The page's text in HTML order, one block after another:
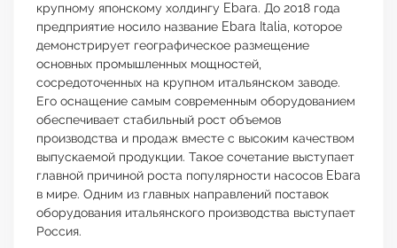
крупному японскому холдингу Ebara. До 2018 года
предприятие носило название Ebara Italia, которое
демонстрирует географическое размещение
основных промышленных мощностей,
сосредоточенных на крупном итальянском заводе.
Его оснащение самым современным оборудованием
обеспечивает стабильный рост объемов
производства и продаж вместе с высоким качеством
выпускаемой продукции. Такое сочетание выступает
главной причиной роста популярности насосов Ebara
в мире. Одним из главных направлений поставок
оборудования итальянского производства выступает
Россия.